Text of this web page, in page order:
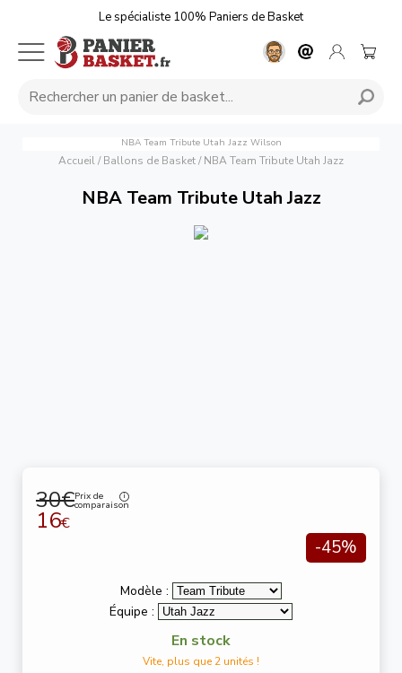
Le spécialiste 100% Paniers de Basket
NBA Team Tribute Utah Jazz Wilson
Accueil/ Ballons de Basket/ NBA Team Tribute Utah Jazz
NBA Team Tribute Utah Jazz
30€Prix de
comparaison
16€
-45%
Modèle :
Équipe :
En stock
Vite, plus que 2 unités !